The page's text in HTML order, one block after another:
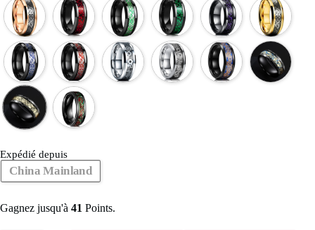
Expédié depuis
China Mainland
Gagnez jusqu'à 41 Points.